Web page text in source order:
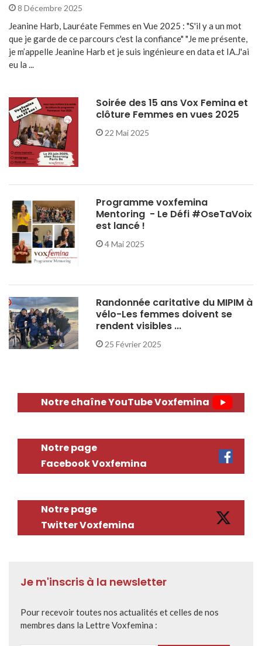
8 Décembre 2025
Jeanine Harb, Lauréate Femmes en Vue 2025 : "S'il y a un mot
que je garde de ce parcours c'est la confiance" "Je me présente,
je m’appelle Jeanine Harb et je suis ingénieure en data et IA.J'ai
eu la ...
Soirée des 15 ans Vox Femina et
clôture Femmes en vues 2025
22 Mai 2025
Programme voxfemina
Mentoring - Le Défi #OseTaVoix
est lancé !
4 Mai 2025
Randonnée caritative du MIPIM à
vélo-Les femmes doivent se
rendent visibles ...
25 Février 2025
Notre chaîne YouTube Voxfemina
Notre page
Facebook Voxfemina
Notre page
Twitter Voxfemina
Je m'inscris à la newsletter
Pour recevoir toutes nos actualités et celles de nos
membres dans la Lettre Voxfemina :